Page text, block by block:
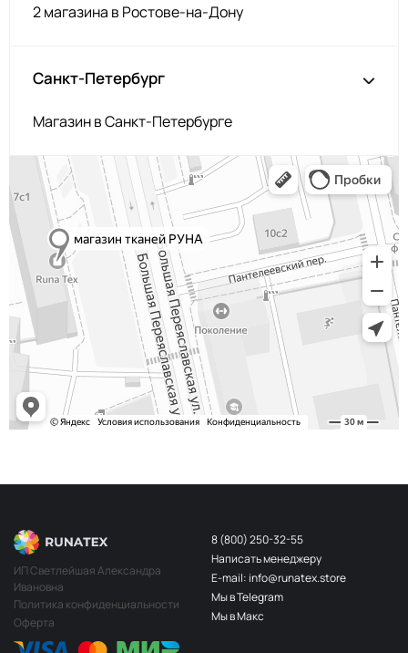
2 магазина в Ростове-на-Дону
Санкт-Петербург
Магазин в Санкт-Петербурге
ИП Светлейшая Александра
Ивановна
Политика конфиденциальности
Оферта
8 (800) 250-32-55
Написать менеджеру
E-mail: info@runatex.store
Мы в Telegram
Мы в Макс